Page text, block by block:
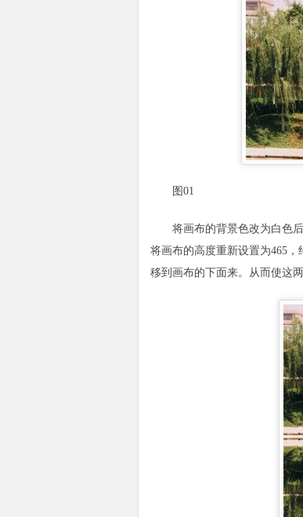
图01
将画布的背景色改为白色后
将画布的高度重新设置为465
移到画布的下面来。从而使这